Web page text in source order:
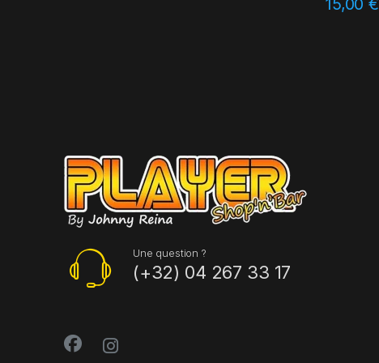
15,00€
Une question ?
(+32) 04 267 33 17